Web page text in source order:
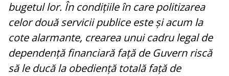
bugetul lor. În condițiile în care politizarea
celor două servicii publice este și acum la
cote alarmante, crearea unui cadru legal de
dependență financiară față de Guvern riscă
să le ducă la obediență totală față de